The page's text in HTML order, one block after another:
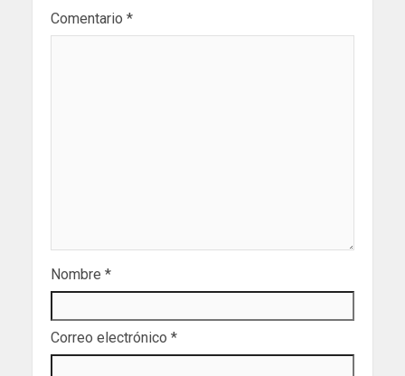
Comentario *
Nombre *
Correo electrónico *